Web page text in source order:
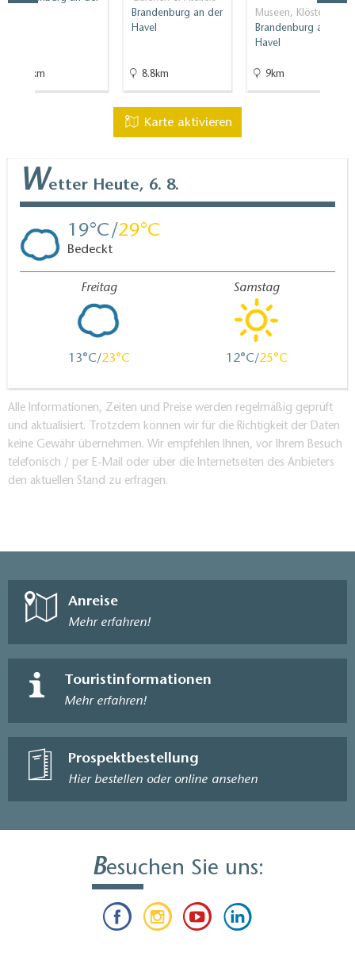
9.7km
Brandenburg an der
Havel
8.8km
Museen, Klöster
Brandenburg an der
Havel
9km
Karte aktivieren
Wetter Heute, 6. 8.
19 29
Bedeckt
Freitag
13 23
Samstag
12 25
Alle Informationen, Zeiten und Preise werden regelmäßig geprüft
und aktualisiert. Trotzdem können wir für die Richtigkeit der Daten
keine Gewähr übernehmen. Wir empfehlen Ihnen, vor Ihrem Besuch
telefonisch / per E-Mail oder über die Internetseiten des Anbieters
den aktuellen Stand zu erfragen.
Anreise
Mehr erfahren!
Touristinformationen
Mehr erfahren!
Prospektbestellung
Hier bestellen oder online ansehen
Besuchen Sie uns: